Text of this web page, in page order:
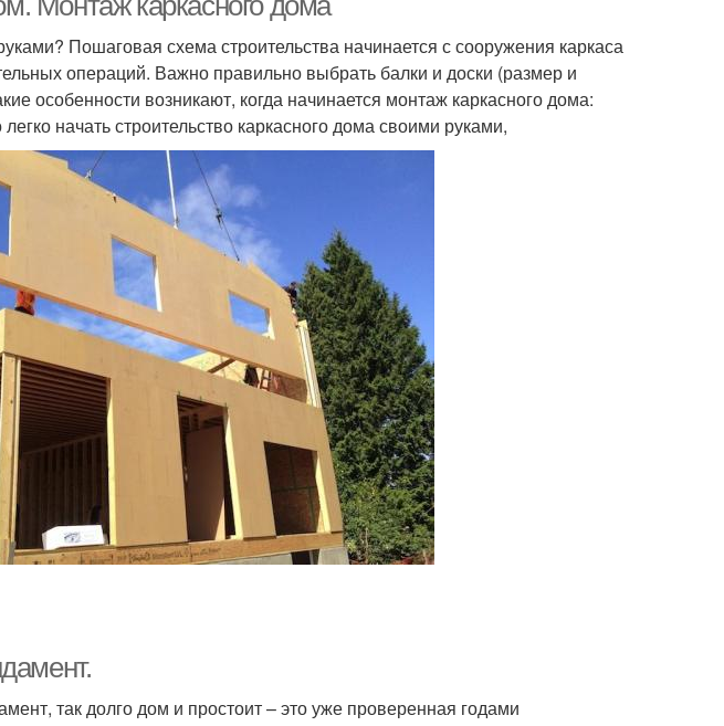
Пошаговая схема строительства начинается с сооружения каркаса
операций. Важно правильно выбрать балки и доски (размер и
особенности возникают, когда начинается монтаж каркасного дома:
начать строительство каркасного дома своими руками,
так долго дом и простоит – это уже проверенная годами